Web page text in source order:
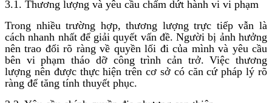
3.1. Thương lượng và yêu cầu chấm dứt hành vi vi phạm
Trong nhiều trường hợp, thương lượng trực tiếp vẫn là
cách nhanh nhất để giải quyết vấn đề. Người bị ảnh hưởng
nên trao đổi rõ ràng về quyền lối đi của mình và yêu cầu
bên vi phạm tháo dỡ công trình cản trở. Việc thương
lượng nên được thực hiện trên cơ sở có căn cứ pháp lý rõ
ràng để tăng tính thuyết phục.